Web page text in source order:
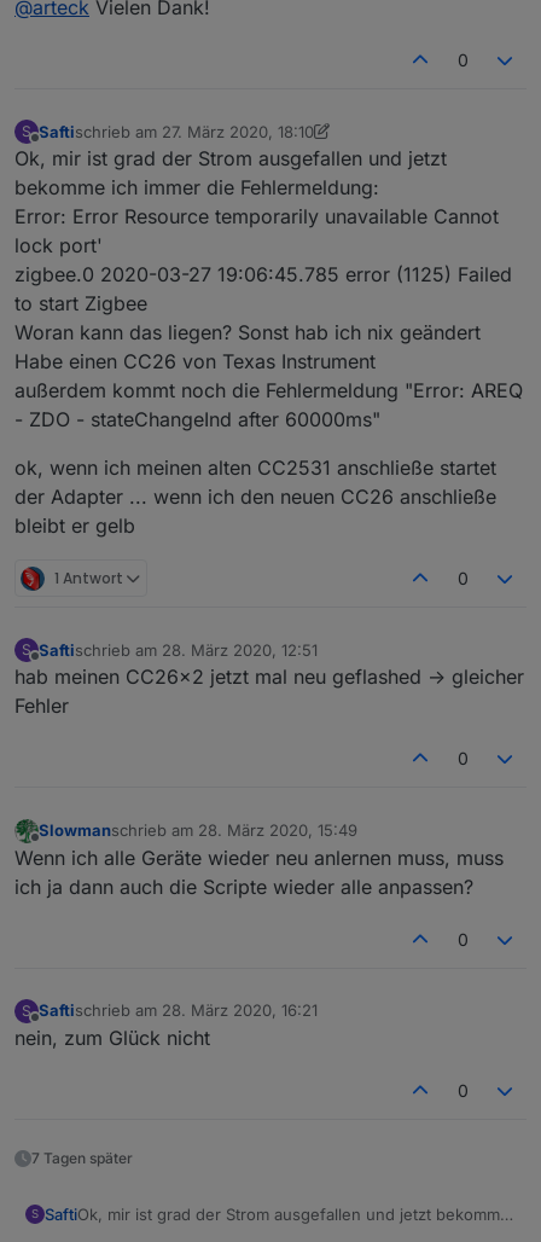
@arteck Vielen Dank!
0
S
Offline
Saftischrieb am 27. März 2020, 18:10
zuletzt editiert von Safti
Ok, mir ist grad der Strom ausgefallen und jetzt
bekomme ich immer die Fehlermeldung:
Error: Error Resource temporarily unavailable Cannot
lock port'
zigbee.0 2020-03-27 19:06:45.785 error (1125) Failed
to start Zigbee
Woran kann das liegen? Sonst hab ich nix geändert
Habe einen CC26 von Texas Instrument
außerdem kommt noch die Fehlermeldung "Error: AREQ
- ZDO - stateChangeInd after 60000ms"
ok, wenn ich meinen alten CC2531 anschließe startet
der Adapter ... wenn ich den neuen CC26 anschließe
bleibt er gelb
1 Antwort 0
S
Offline
Saftischrieb am 28. März 2020, 12:51
zuletzt editiert von
hab meinen CC26x2 jetzt mal neu geflashed -> gleicher
Fehler
0
Offline
Slowmanschrieb am 28. März 2020, 15:49
zuletzt editiert von
Wenn ich alle Geräte wieder neu anlernen muss, muss
ich ja dann auch die Scripte wieder alle anpassen?
0
S
Offline
Saftischrieb am 28. März 2020, 16:21
zuletzt editiert von
nein, zum Glück nicht
0
7 Tagen später
S SaftiOk, mir ist grad der Strom ausgefallen und jetzt bekomme